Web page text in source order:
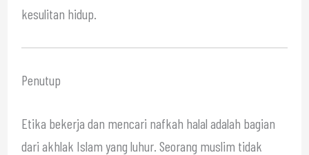
kesulitan hidup.
Penutup
Etika bekerja dan mencari nafkah halal adalah bagian
dari akhlak Islam yang luhur. Seorang muslim tidak